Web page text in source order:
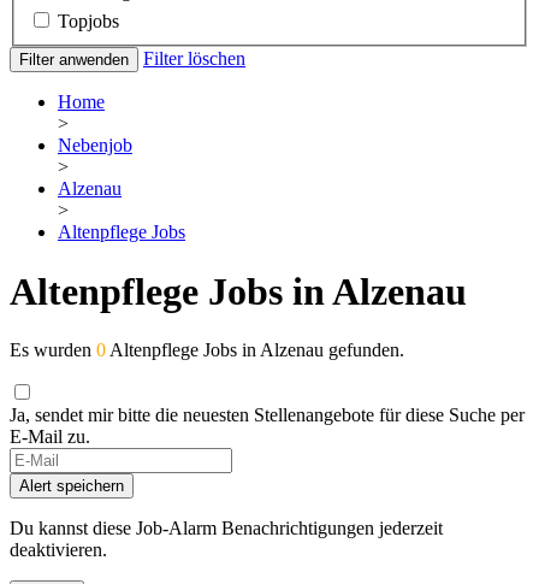
Topjobs
Filter anwenden Filter löschen
Home
>
Nebenjob
>
Alzenau
>
Altenpflege Jobs
Altenpflege Jobs in Alzenau
Es wurden 0 Altenpflege Jobs in Alzenau gefunden.
Ja, sendet mir bitte die neuesten Stellenangebote für diese Suche per
E-Mail zu.
Alert speichern
Du kannst diese Job-Alarm Benachrichtigungen jederzeit
deaktivieren.